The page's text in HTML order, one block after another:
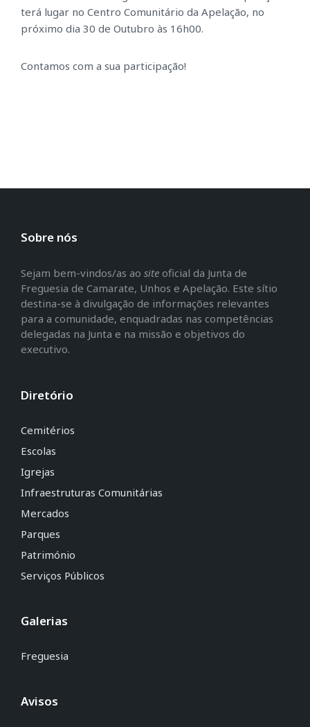
terá lugar no Centro Comunitário da Apelação, no
próximo dia 30 de Outubro às 16h00.
Contamos com a sua participação!
Sobre nós
Sejam bem-vindos/as ao site oficial da Junta de
Freguesia de Camarate, Unhos e Apelação. Este sítio
destina-se à divulgação de informações relevantes
para a comunidade, enquadradas nas competências
delegadas na Junta e na missão e objetivos do
executivo.
Diretório
Cemitérios
Escolas
Igrejas
Infraestruturas Comunitárias
Mercados
Parques
Património
Serviços Públicos
Galerias
Freguesia
Avisos